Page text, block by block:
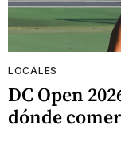
LOCALES
DC Open
dónde